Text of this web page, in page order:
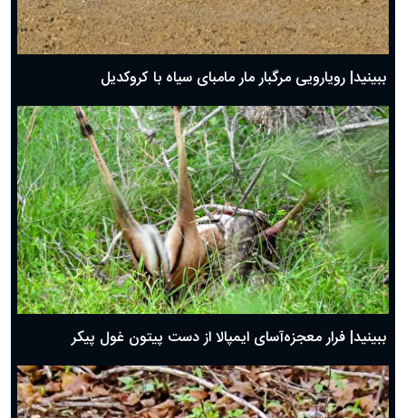
ببینید| رویارویی مرگبار مار مامبای سیاه با کروکدیل
ببینید| فرار معجزه‌آسای ایمپالا از دست پیتون غول پیکر